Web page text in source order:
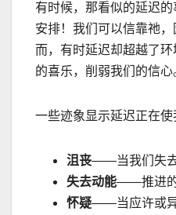
有时候，那看似的延迟
安排！我们可以信靠祂
而，有时延迟却超越了环
的喜乐，削弱我们的信心
一些迹象显示延迟正在使
沮丧——当我们失去
失去动能——推进的
怀疑——当应许或异